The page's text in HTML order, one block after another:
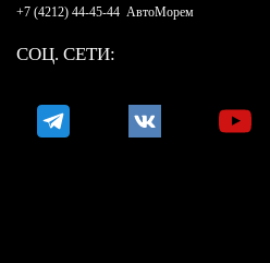
+7 (4212) 44-45-44 АвтоМорем
СОЦ. СЕТИ: